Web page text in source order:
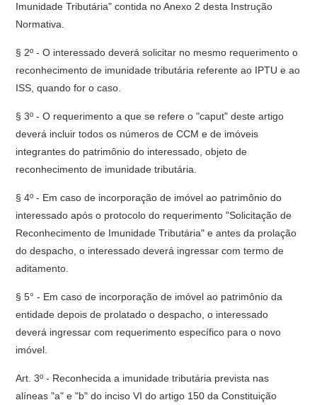
Imunidade Tributária" contida no Anexo 2 desta Instrução
Normativa.
§ 2º - O interessado deverá solicitar no mesmo requerimento o
reconhecimento de imunidade tributária referente ao IPTU e ao
ISS, quando for o caso.
§ 3º - O requerimento a que se refere o "caput" deste artigo
deverá incluir todos os números de CCM e de imóveis
integrantes do patrimônio do interessado, objeto de
reconhecimento de imunidade tributária.
§ 4º - Em caso de incorporação de imóvel ao patrimônio do
interessado após o protocolo do requerimento "Solicitação de
Reconhecimento de Imunidade Tributária" e antes da prolação
do despacho, o interessado deverá ingressar com termo de
aditamento.
§ 5° - Em caso de incorporação de imóvel ao patrimônio da
entidade depois de prolatado o despacho, o interessado
deverá ingressar com requerimento específico para o novo
imóvel.
Art. 3º - Reconhecida a imunidade tributária prevista nas
alíneas "a" e "b" do inciso VI do artigo 150 da Constituição